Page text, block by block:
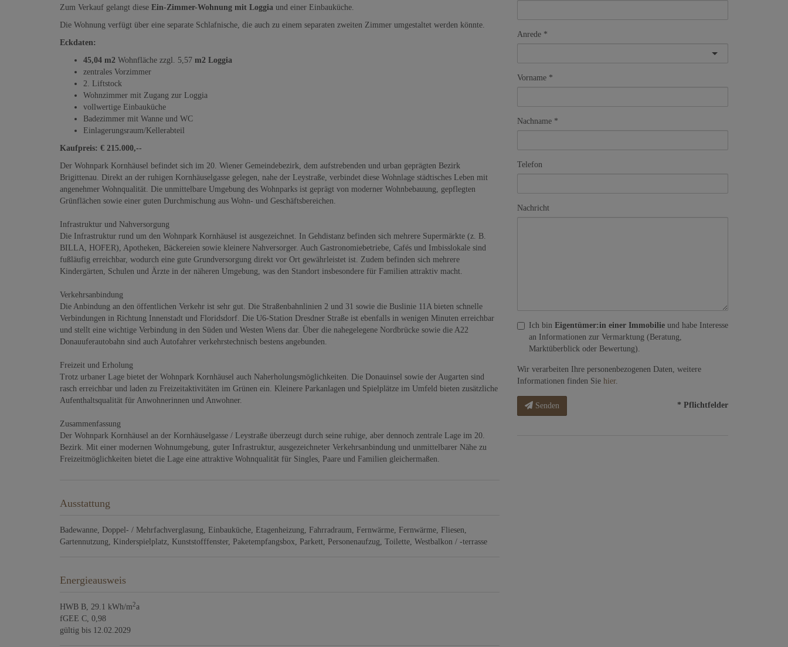
Zum Verkauf gelangt diese Ein-Zimmer-Wohnung mit Loggia und einer Einbauküche.
Die Wohnung verfügt über eine separate Schlafnische, die auch zu einem separaten zweiten Zimmer umgestaltet werden könnte.
Eckdaten:
45,04 m2 Wohnfläche zzgl. 5,57 m2 Loggia
zentrales Vorzimmer
2. Liftstock
Wohnzimmer mit Zugang zur Loggia
vollwertige Einbauküche
Badezimmer mit Wanne und WC
Einlagerungsraum/Kellerabteil
Kaufpreis: € 215.000,--
Der Wohnpark Kornhäusel befindet sich im 20. Wiener Gemeindebezirk, dem aufstrebenden und urban geprägten Bezirk
Brigittenau. Direkt an der ruhigen Kornhäuselgasse gelegen, nahe der Leystraße, verbindet diese Wohnlage städtisches Leben mit
angenehmer Wohnqualität. Die unmittelbare Umgebung des Wohnparks ist geprägt von moderner Wohnbebauung, gepflegten
Grünflächen sowie einer guten Durchmischung aus Wohn- und Geschäftsbereichen.
Infrastruktur und Nahversorgung
Die Infrastruktur rund um den Wohnpark Kornhäusel ist ausgezeichnet. In Gehdistanz befinden sich mehrere Supermärkte (z. B.
BILLA, HOFER), Apotheken, Bäckereien sowie kleinere Nahversorger. Auch Gastronomiebetriebe, Cafés und Imbisslokale sind
fußläufig erreichbar, wodurch eine gute Grundversorgung direkt vor Ort gewährleistet ist. Zudem befinden sich mehrere
Kindergärten, Schulen und Ärzte in der näheren Umgebung, was den Standort insbesondere für Familien attraktiv macht.
Verkehrsanbindung
Die Anbindung an den öffentlichen Verkehr ist sehr gut. Die Straßenbahnlinien 2 und 31 sowie die Buslinie 11A bieten schnelle
Verbindungen in Richtung Innenstadt und Floridsdorf. Die U6-Station Dresdner Straße ist ebenfalls in wenigen Minuten erreichbar
und stellt eine wichtige Verbindung in den Süden und Westen Wiens dar. Über die nahegelegene Nordbrücke sowie die A22
Donauuferautobahn sind auch Autofahrer verkehrstechnisch bestens angebunden.
Freizeit und Erholung
Trotz urbaner Lage bietet der Wohnpark Kornhäusel auch Naherholungsmöglichkeiten. Die Donauinsel sowie der Augarten sind
rasch erreichbar und laden zu Freizeitaktivitäten im Grünen ein. Kleinere Parkanlagen und Spielplätze im Umfeld bieten zusätzliche
Aufenthaltsqualität für Anwohnerinnen und Anwohner.
Zusammenfassung
Der Wohnpark Kornhäusel an der Kornhäuselgasse / Leystraße überzeugt durch seine ruhige, aber dennoch zentrale Lage im 20.
Bezirk. Mit einer modernen Wohnumgebung, guter Infrastruktur, ausgezeichneter Verkehrsanbindung und unmittelbarer Nähe zu
Freizeitmöglichkeiten bietet die Lage eine attraktive Wohnqualität für Singles, Paare und Familien gleichermaßen.
Ausstattung
Badewanne Doppel- / Mehrfachverglasung Einbauküche Etagenheizung Fahrradraum Fernwärme Fernwärme Fliesen
Gartennutzung
Kinderspielplatz Kunststofffenster Paketempfangsbox Parkett Personenaufzug Toilette Westbalkon / -terrasse
Energieausweis
HWB B, 29.1 kWh/m2a
fGEE C, 0,98
gültig bis 12.02.2029
Anrede
Vorname
Nachname
Telefon
Nachricht
Ich bin Eigentümer:in einer Immobilie und habe Interesse
an Informationen zur Vermarktung (Beratung,
Marktüberblick oder Bewertung).
Wir verarbeiten Ihre personenbezogenen Daten, weitere
Informationen finden Sie hier.
Senden * Pflichtfelder